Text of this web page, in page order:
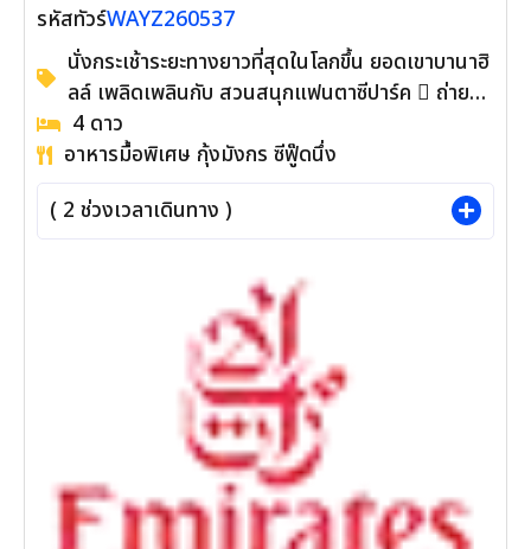
รหัสทัวร์WAYZ260537
นั่งกระเช้าระยะทางยาวที่สุดในโลกขึ้น ยอดเขาบานาฮิ
ลล์ เพลิดเพลินกับ สวนสนุกแฟนตาซีปาร์ค  ถ่าย
ภาพกับแลนด์มาร์คใหม่ สะพานโกเด้นบริดจ์ ตื่นตา
กับโซนใหม่ Eclipse Square  ชมอารยธรรม
ด้ง ชมวัฒนธรรมอันสวยงามของชาวท้องถิ่น  สัก
Café คาเฟ่ริมทะเล ชม The Heritage Show 
ช้อปปิ้ง ร้านผ้าไหม, ร้านหยก อัญมณี, ร้านแกะสลัก
หินอ่อน, ร้านเยื่อไม้ไผ่, และร้านกาแฟ
4 ดาว
อาหารมื้อพิเศษ กุ้งมังกร ซีฟู๊ดนึ่ง
( 2 ช่วงเวลาเดินทาง )